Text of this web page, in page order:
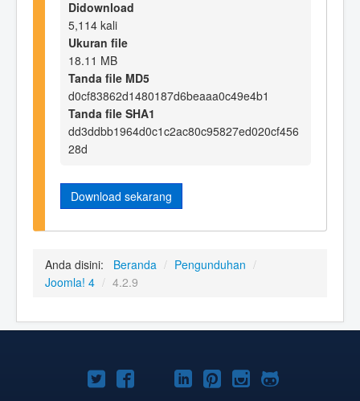
Didownload
5,114 kali
Ukuran file
18.11 MB
Tanda file MD5
d0cf83862d1480187d6beaaa0c49e4b1
Tanda file SHA1
dd3ddbb1964d0c1c2ac80c95827ed020cf456
28d
Download sekarang
Anda disini: Beranda / Pengunduhan /
Joomla! 4 / 4.2.9
Joomla!Joomla!Joomla!
Joomla!Joomla!
Joomla!Joomla!